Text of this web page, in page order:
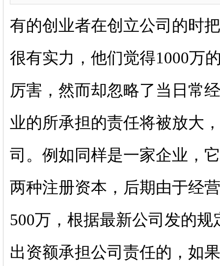
有的创业者在创立公司的时
很有实力，他们觉得1000万
厉害，然而却忽略了当日常
业的所承担的责任将被放大
司。例如同样是一家企业，
两种注册资本，后期由于经
500万，根据最新公司发的
出资额承担公司责任的，如